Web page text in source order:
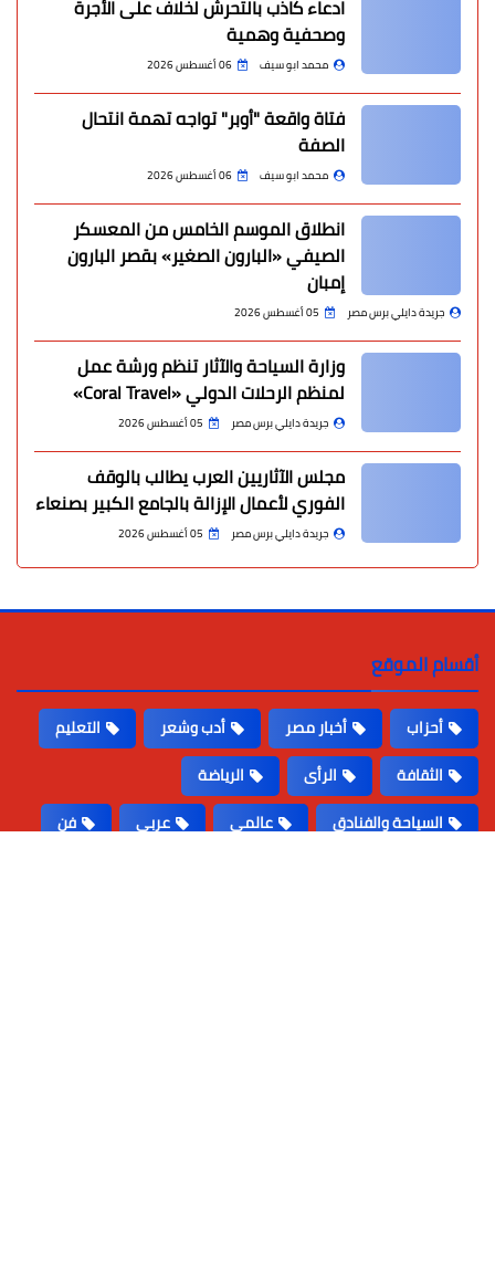
ادعاء كاذب بالتحرش لخلاف على الأجرة
وصحفية وهمية
محمد ابو سيف 06 أغسطس 2026
فتاة واقعة "أوبر" تواجه تهمة انتحال
الصفة
محمد ابو سيف 06 أغسطس 2026
انطلاق الموسم الخامس من المعسكر
الصيفي «البارون الصغير» بقصر البارون
إمبان
جريدة دايلي برس مصر 05 أغسطس 2026
وزارة السياحة والآثار تنظم ورشة عمل
لمنظم الرحلات الدولي «Coral Travel»
جريدة دايلي برس مصر 05 أغسطس 2026
مجلس الآثاريين العرب يطالب بالوقف
الفوري لأعمال الإزالة بالجامع الكبير بصنعاء
جريدة دايلي برس مصر 05 أغسطس 2026
أقسام الموقع
أحزاب أخبار مصر أدب وشعر
التعليم
الثقافة
الرأى
الرياضة
السياحة والفنادق
عالمى عربى
فن